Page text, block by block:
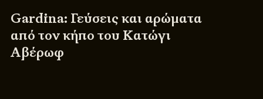
Gardina: Γεύσεις και αρώματα
από τον κήπο του Κατώγι
Αβέρωφ